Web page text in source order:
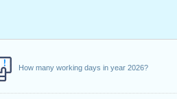
How many working days in year 2026?